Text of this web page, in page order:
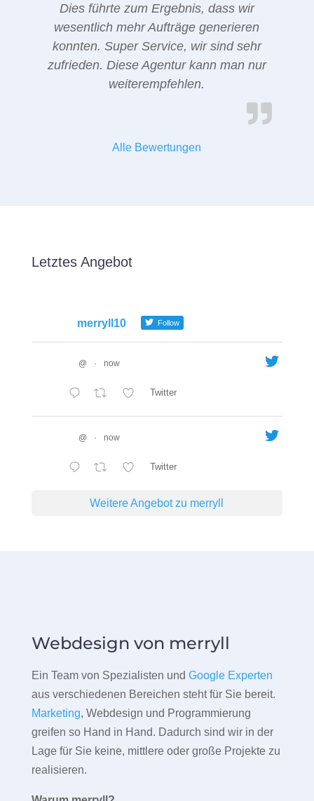
Dies führte zum Ergebnis, dass wir
wesentlich mehr Aufträge generieren
konnten. Super Service, wir sind sehr
zufrieden. Diese Agentur kann man nur
weiterempfehlen.
Alle Bewertungen
Letztes Angebot
merryll10 Follow
@ · now
Twitter
@ · now
Twitter
Weitere Angebot zu merryll
Webdesign von merryll
Ein Team von Spezialisten und Google Experten
aus verschiedenen Bereichen steht für Sie bereit.
Marketing, Webdesign und Programmierung
greifen so Hand in Hand. Dadurch sind wir in der
Lage für Sie keine, mittlere oder große Projekte zu
realisieren.